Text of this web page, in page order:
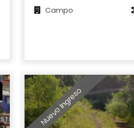
Campo
Nuevo Ingreso